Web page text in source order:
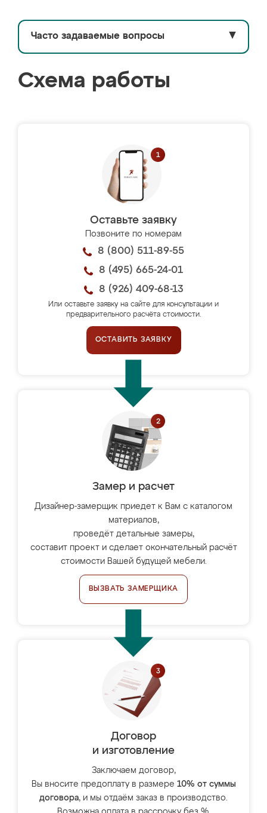
Часто задаваемые вопросы ▼
Схема работы
Оставьте заявку
Позвоните по номерам
8 (800) 511-89-55
8 (495) 665-24-01
8 (926) 409-68-13
Или оставьте заявку на сайте для консультации и
предварительного расчёта стоимости.
ОСТАВИТЬ ЗАЯВКУ
Замер и расчет
Дизайнер-замерщик приедет к Вам с каталогом
материалов,
проведёт детальные замеры,
составит проект и сделает окончательный расчёт
стоимости Вашей будущей мебели.
ВЫЗВАТЬ ЗАМЕРЩИКА
Договор
и изготовление
Заключаем договор,
Вы вносите предоплату в размере 10% от суммы
договора, и мы отдаём заказ в производство.